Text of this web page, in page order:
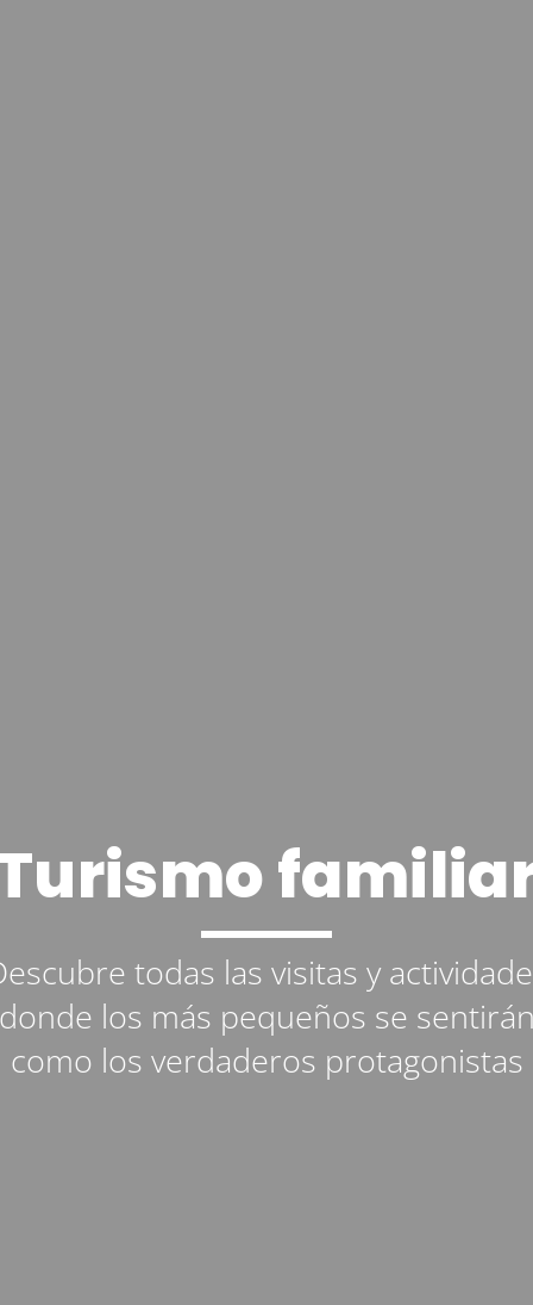
todas las visitas y
los más pequeños se sentirán
como los verdaderos protagonistas